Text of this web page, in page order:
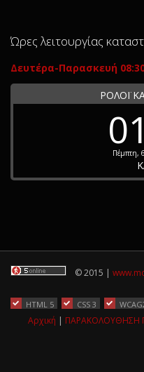
Ώρες λειτουργίας
Δευτέρα-Παρασκευή
ΡΟΛΟΪ
01
Πέμπτη,
© 2015 |
HTML 5 CSS 3
Αρχική | ΠΑΡΑΚΟΛΟΥΘΗΣΗ